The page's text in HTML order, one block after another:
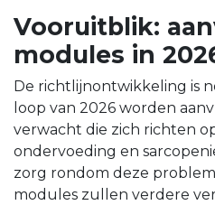
Vooruitblik:
modules in
De richtlijnontwikkeling is
loop van 2026 worden
verwacht die zich richten
ondervoeding en
zorg rondom deze
modules zullen verdere